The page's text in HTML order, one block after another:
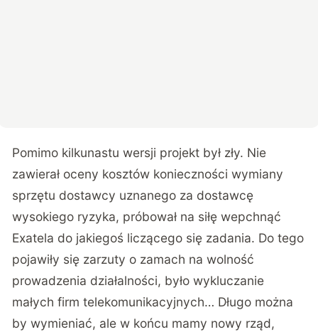
Pomimo kilkunastu wersji projekt był zły. Nie
zawierał oceny kosztów konieczności wymiany
sprzętu dostawcy uznanego za dostawcę
wysokiego ryzyka, próbował na siłę wepchnąć
Exatela do jakiegoś liczącego się zadania. Do tego
pojawiły się zarzuty o zamach na wolność
prowadzenia działalności, było wykluczanie
małych firm telekomunikacyjnych… Długo można
by wymieniać, ale w końcu mamy nowy rząd,